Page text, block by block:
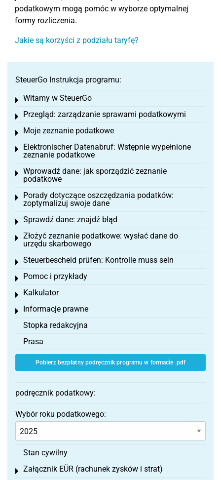
podatkowym mogą pomóc w wyborze optymalnej
formy rozliczenia.
Jakie są korzyści z podziału taryfę?
SteuerGo Instrukcja programu:
Witamy w SteuerGo
Toggle menu
Przegląd: zarządzanie sprawami podatkowymi
Toggle menu
Moje zeznanie podatkowe
Toggle menu
Elektronischer Datenabruf: Wstępnie wypełnione
zeznanie podatkowe
Toggle menu
Wprowadź dane: jak sporządzić zeznanie
podatkowe
Toggle menu
Porady dotyczące oszczędzania podatków:
zoptymalizuj swoje dane
Toggle menu
Sprawdź dane: znajdź błąd
Toggle menu
Złożyć zeznanie podatkowe: wysłać dane do
urzędu skarbowego
Toggle menu
Steuerbescheid prüfen: Kontrolle muss sein
Toggle menu
Pomoc i przykłady
Toggle menu
Kalkulator
Toggle menu
Informacje prawne
Toggle menu
Stopka redakcyjna
Prasa
Pobierz bezpłatny podręcznik programu w formacie .pdf
podręcznik podatkowy:
Wybór roku podatkowego:
Stan cywilny
Załącznik EÜR (rachunek zysków i strat)
Toggle menu